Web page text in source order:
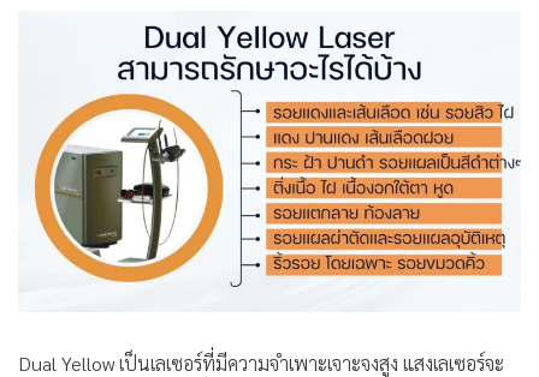
Dual Yellow เป็นเลเซอร์ที่มีความจำเพาะเจาะจงสูง แสงเลเซอร์จะ